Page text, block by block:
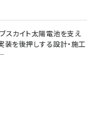
スカイト太陽電池を支え
装を後押しする設計・施工